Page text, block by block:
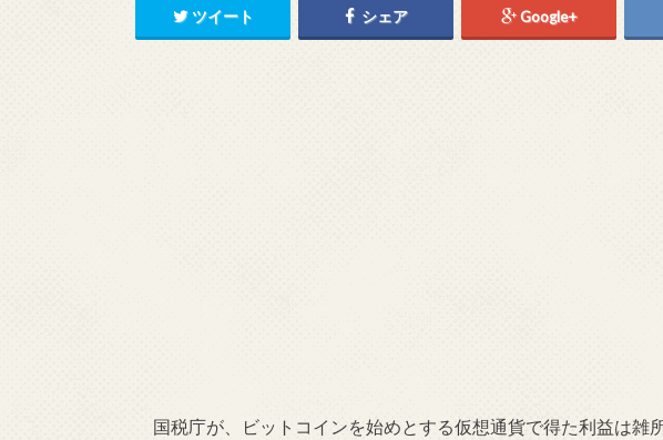
ツイート シェア Google+
国税庁が、ビットコインを始めとする仮想通貨で得た利益は雑